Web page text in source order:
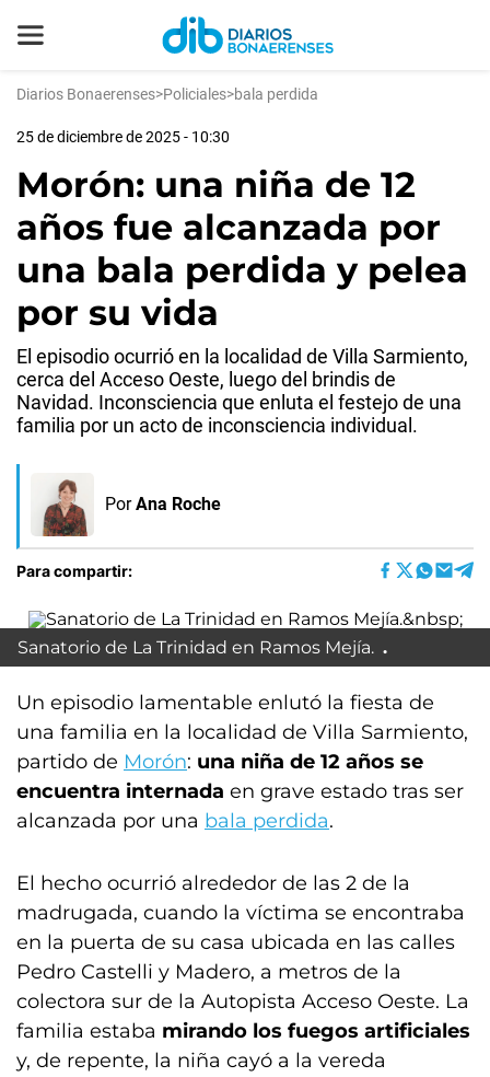
Diarios Bonaerenses>Policiales>bala perdida
25 de diciembre de 2025 - 10:30
Morón: una niña de 12
años fue alcanzada por
una bala perdida y pelea
por su vida
El episodio ocurrió en la localidad de Villa Sarmiento,
cerca del Acceso Oeste, luego del brindis de
Navidad. Inconsciencia que enluta el festejo de una
familia por un acto de inconsciencia individual.
Por Ana Roche
Para compartir:
Sanatorio de La Trinidad en Ramos Mejía.
Un episodio lamentable enlutó la fiesta de
una familia en la localidad de Villa Sarmiento,
partido de Morón: una niña de 12 años se
encuentra internada en grave estado tras ser
alcanzada por una bala perdida.
El hecho ocurrió alrededor de las 2 de la
madrugada, cuando la víctima se encontraba
en la puerta de su casa ubicada en las calles
Pedro Castelli y Madero, a metros de la
colectora sur de la Autopista Acceso Oeste. La
familia estaba mirando los fuegos artificiales
y, de repente, la niña cayó a la vereda